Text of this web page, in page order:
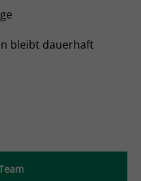
bleibt dauerhaft